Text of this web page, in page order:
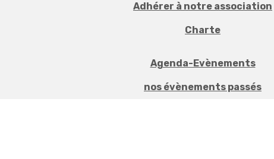
Adhérer à notre association
Charte
Agenda-Evènements
nos évènements passés